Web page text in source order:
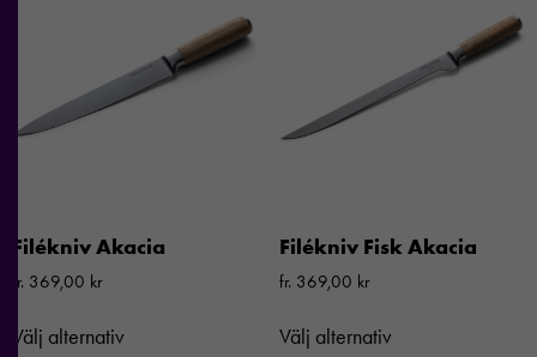
Filékniv Akacia
fr. 369,00 kr
Välj alternativ
Filékniv Fisk Akacia
fr. 369,00 kr
Välj alternativ